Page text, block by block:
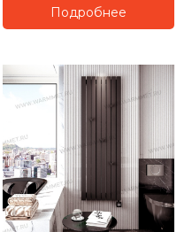
Подробнее